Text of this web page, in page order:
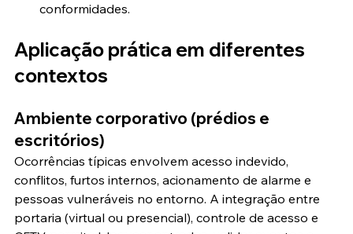
conformidades.
Aplicação prática em diferentes
contextos
Ambiente corporativo (prédios e
escritórios)
Ocorrências típicas envolvem acesso indevido,
conflitos, furtos internos, acionamento de alarme e
pessoas vulneráveis no entorno. A integração entre
portaria (virtual ou presencial), controle de acesso e